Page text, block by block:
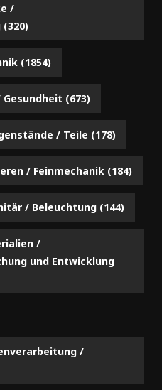
/
(320)
(1854)
(673)
/ Teile (178)
/ Feinmechanik (184)
/ Beleuchtung (144)
/
und Entwicklung
/